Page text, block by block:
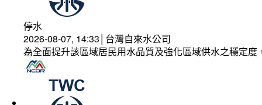
停水
2026-08-07, 14:33│台灣自來水公司
為全面提升該區域居民用水品質及強化區域供水之穩定